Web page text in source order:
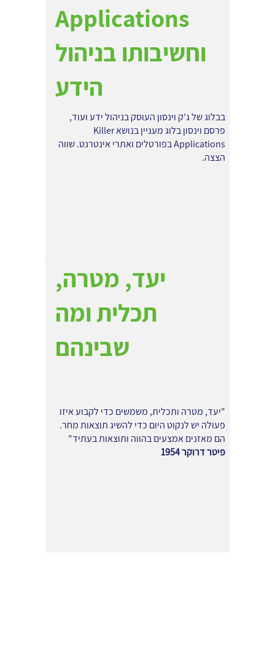
Applications
וחשיבותו בניהול
הידע
בבלוג של ג'ק וינסון העוסק בניהול ידע ועוד,
פרסם וינסון בלוג מעניין בנושא Killer
Applications בפורטלים ואתרי אינטרנט. שווה
הצצה.
יעד, מטרה,
תכלית ומה
שבינהם
"יעד, מטרה ותכלית, משמשים כדי לקבוע איזו
פעולה יש לנקוט היום כדי להשיג תוצאות מחר.
הם מאזנים אמצעים בהווה ותוצאות בעתיד"
פיטר דרוקר 1954